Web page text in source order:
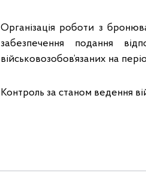
Організація роботи з
забезпечення подання
військовозобов’язаних на
Контроль за станом ведення